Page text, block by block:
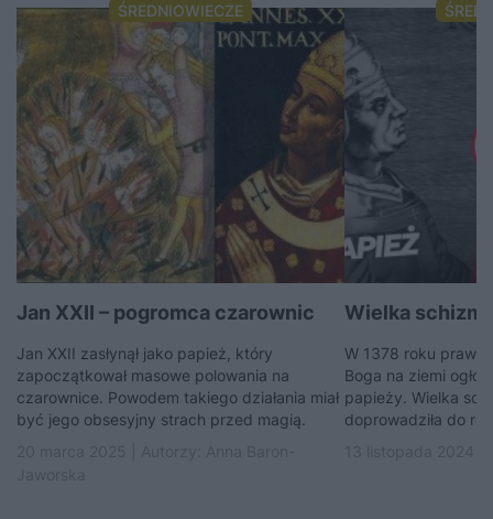
ŚREDNIOWIECZE
Jan XXII – pogromca czarownic
Jan XXII zasłynął jako papież, który
zapoczątkował masowe polowania na
czarownice. Powodem takiego działania miał
być jego obsesyjny strach przed magią.
Wielka
W 1378 roku
Boga na ziemi
papieży. Wielka
doprowadziła do